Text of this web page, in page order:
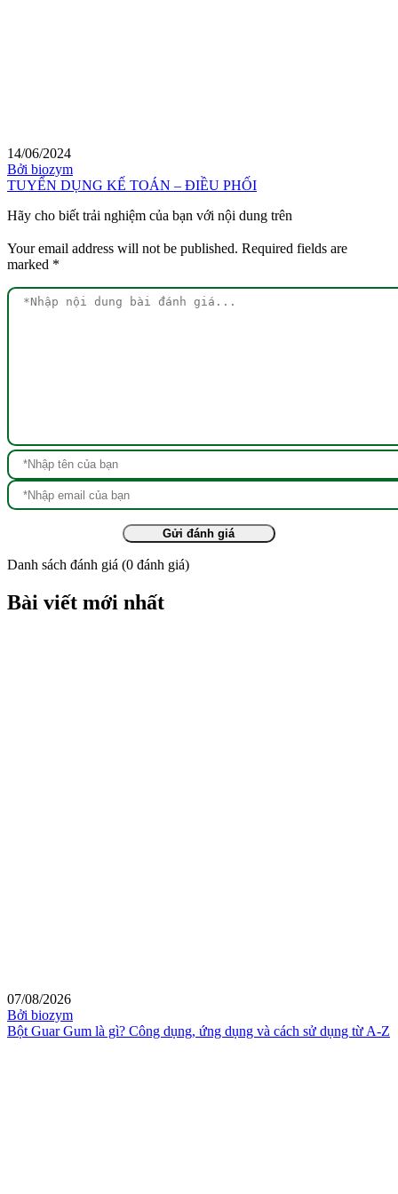
14/06/2024
Bởi biozym
TUYỂN DỤNG KẾ TOÁN – ĐIỀU PHỐI
Hãy cho biết trải nghiệm của bạn với nội dung trên
Your email address will not be published. Required fields are
marked *
Gửi đánh giá
Danh sách đánh giá (0 đánh giá)
Bài viết mới nhất
07/08/2026
Bởi biozym
Bột Guar Gum là gì? Công dụng, ứng dụng và cách sử dụng từ A-Z